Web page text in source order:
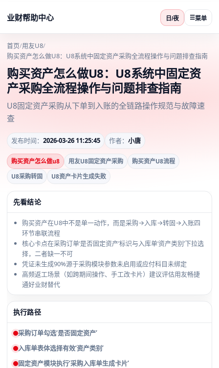
业财帮助中心 日/夜 ☰菜单
首页/用友U8/
购买资产怎么做U8：U8系统中固定资产采购全流程操作与问题排查指南
购买资产怎么做U8：U8系统中固定资
产采购全流程操作与问题排查指南
U8固定资产采购从下单到入账的全链路操作规范与故障速
查
发布时间： 2026-03-26 11:25:45 作者： 小唐
购买资产怎么做u8 用友U8固定资产采购
购买资产U8流程
U8采购转固
U8资产卡片生成失败
先看结论
购买资产在U8中不是单一动作，而是采购→入库→转固→入账四
环节串联流程
核心卡点在采购订单‘是否固定资产’标识与入库单‘资产类别’下拉选
择，二者缺一不可
凭证未生成90%源于采购模块参数未启用或应付科目未绑定
高频返工场景（如跨期间操作、手工改卡片）建议评估用友畅捷
通好业财替代
执行路径
采购订单勾选‘是否固定资产’
入库单表体选择有效‘资产类别’
固定资产模块执行‘采购入库单生成卡片’